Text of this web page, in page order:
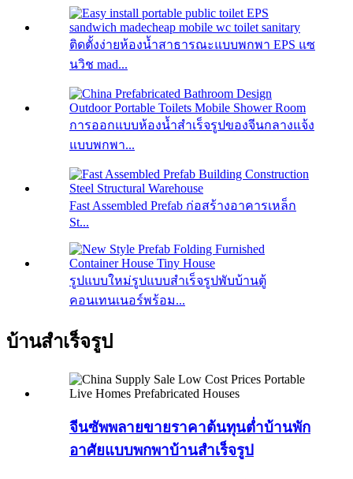
ติดตั้งง่ายห้องน้ำสาธารณะแบบพกพา EPS แซ
นวิช mad...
การออกแบบห้องน้ำสำเร็จรูปของจีนกลางแจ้ง
แบบพกพา...
Fast Assembled Prefab ก่อสร้างอาคารเหล็ก
St...
รูปแบบใหม่รูปแบบสำเร็จรูปพับบ้านตู้
คอนเทนเนอร์พร้อม...
บ้านสำเร็จรูป
จีนซัพพลายขายราคาต้นทุนต่ำบ้านพัก
อาศัยแบบพกพาบ้านสำเร็จรูป